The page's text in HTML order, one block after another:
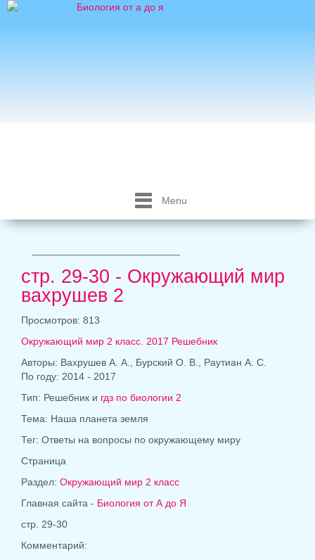
Menu
стр. 29-30 - Окружающий мир
вахрушев 2
Просмотров: 813
Окружающий мир 2 класс. 2017 Решебник
Авторы: Вахрушев А. А., Бурский О. В., Раутиан А. С.
По году: 2014 - 2017
Тип: Решебник и гдз по биологии 2
Тема: Наша планета земля
Тег: Ответы на вопросы по окружающему миру
Страница
Раздел: Окружающий мир 2 класс
Главная сайта - Биология от А до Я
стр. 29-30
Комментарий: